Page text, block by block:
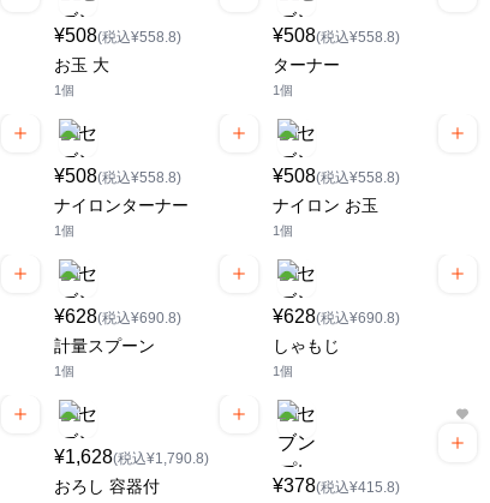
¥508(税込¥558.8)
お玉 大
1個
¥508(税込¥558.8)
ターナー
1個
¥508(税込¥558.8)
ナイロンターナー
1個
¥508(税込¥558.8)
ナイロン お玉
1個
¥628(税込¥690.8)
計量スプーン
1個
¥628(税込¥690.8)
しゃもじ
1個
¥1,628(税込¥1,790.8)
おろし 容器付 ¥378(税込¥415.8)